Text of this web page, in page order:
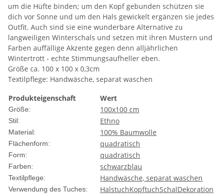
um die Hüfte binden; um den Kopf gebunden schützen sie
dich vor Sonne und um den Hals gewickelt ergänzen sie jedes
Outfit. Auch sind sie eine wunderbare Alternative zu
langweiligen Winterschals und setzen mit ihren Mustern und
Farben auffällige Akzente gegen denn alljährlichen
Wintertrott - echte Stimmungsaufheller eben.
Größe ca. 100 x 100 x 0,3cm
Textilpflege: Handwäsche, separat waschen
Produkteigenschaft
Wert
Größe: 100x100 cm
Stil: Ethno
Material: 100% Baumwolle
Flächenform: quadratisch
Form: quadratisch
Farben: schwarzblau
Textilpflege: Handwäsche, separat waschen
Verwendung des Tuches: HalstuchKopftuchSchalDekoration